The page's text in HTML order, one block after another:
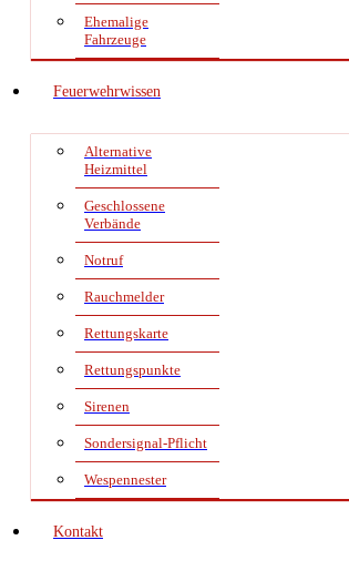
Ehemalige
Fahrzeuge
Feuerwehrwissen
Alternative
Heizmittel
Geschlossene
Verbände
Notruf
Rauchmelder
Rettungskarte
Rettungspunkte
Sirenen
Sondersignal-Pflicht
Wespennester
Kontakt